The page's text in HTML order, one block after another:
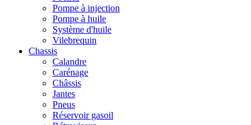
Pompe à injection
Pompe à huile
Système d'huile
Vilebrequin
Chassis
Calandre
Carénage
Châssis
Jantes
Pneus
Réservoir gasoil